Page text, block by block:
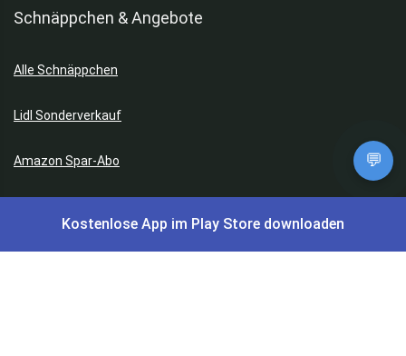
Schnäppchen & Angebote
Alle Schnäppchen
Lidl Sonderverkauf
Amazon Spar-Abo
AOK Gratisgeschenke
💬
Kostenlose App im Play Store downloaden